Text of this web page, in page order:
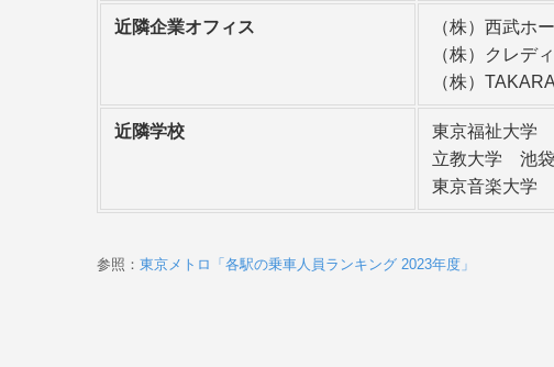
近隣企業オフィス
（株）西武ホ
（株）クレデ
（株）
近隣学校
東京福祉大学
立教大学 池袋
東京音楽大学
参照： 東京メトロ「各駅の乗車人員ランキング 2023年度」